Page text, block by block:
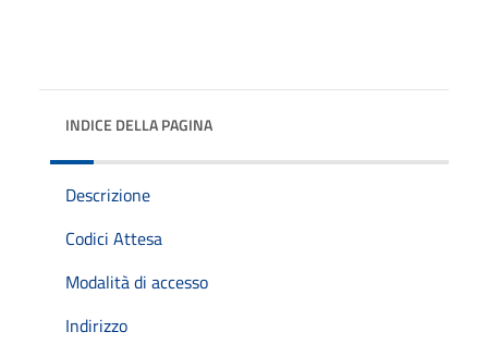
INDICE DELLA PAGINA
Descrizione
Codici Attesa
Modalità di accesso
Indirizzo